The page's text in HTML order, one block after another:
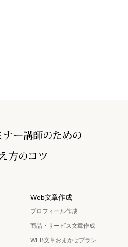
Web文章作成
プロフィール作成
商品・サービス文章作成
WEB文章おまかせプラン